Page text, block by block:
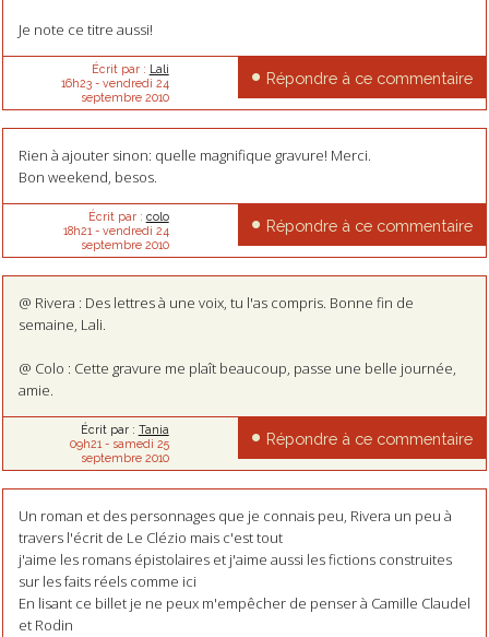
Je note ce titre aussi!
Écrit par : Lali
16h23- vendredi 24
septembre 2010
Répondre à ce commentaire
Rien à ajouter sinon: quelle magnifique gravure! Merci.
Bon weekend, besos.
Écrit par : colo
18h21 - vendredi 24
septembre 2010
Répondre à ce commentaire
@ Rivera : Des lettres à une voix, tu l'as compris. Bonne fin de
semaine, Lali.
@ Colo : Cette gravure me plaît beaucoup, passe une belle journée,
amie.
Écrit par : Tania
09h21 - samedi 25
septembre 2010
Répondre à ce commentaire
Un roman et des personnages que je connais peu, Rivera un peu à
travers l'écrit de Le Clézio mais c'est tout
j'aime les romans épistolaires et j'aime aussi les fictions construites
sur les faits réels comme ici
En lisant ce billet je ne peux m'empêcher de penser à Camille Claudel
et Rodin